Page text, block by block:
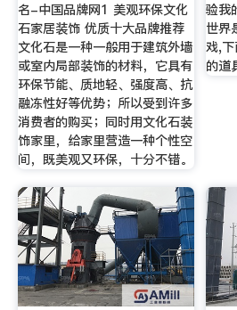
名-中国品牌网1 美观环保文化
石家居装饰 优质十大品牌推荐
文化石是一种一般用于建筑外墙
或室内局部装饰的材料，它具有
环保节能、质地轻、强度高、抗
融冻性好等优势；所以受到许多
消费者的购买；同时用文化石装
饰家里，给家里营造一种个性空
间，既美观又环保，十分不错。
验我
世界
戏,
的道